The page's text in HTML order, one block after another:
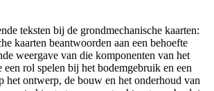
teksten bij de grondmechanische kaarten:
kaarten beantwoorden aan een behoefte
weergave van die komponenten van het
rol spelen bij het bodemgebruik en een
het ontwerp, de bouw en het onderhoud van